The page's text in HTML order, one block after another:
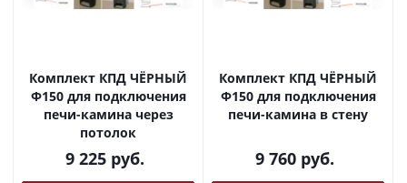
Комплект КПД ЧЁРНЫЙ
Ф150 для подключения
печи-камина через
потолок
9 225 руб.
Комплект КПД ЧЁРНЫЙ
Ф150 для подключения
печи-камина в стену
9 760 руб.